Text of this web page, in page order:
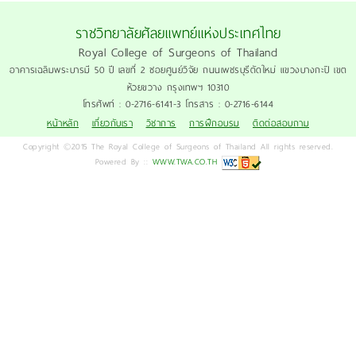
ราชวิทยาลัยศัลยแพทย์แห่งประเทศไทย
Royal College of Surgeons of Thailand
อาคารเฉลิมพระบารมี 50 ปี เลขที่ 2 ซอยศูนย์วิจัย ถนนเพชรบุรีตัดใหม่ แขวงบางกะปิ เขต
ห้วยขวาง กรุงเทพฯ 10310
โทรศัพท์ : 0-2716-6141-3 โทรสาร : 0-2716-6144
หน้าหลัก
เกี่ยวกับเรา วิชาการ การฝึกอบรม ติดต่อสอบถาม
Copyright ©2015 The Royal College of Surgeons of Thailand All rights reserved.
Powered By :: WWW.TWA.CO.TH